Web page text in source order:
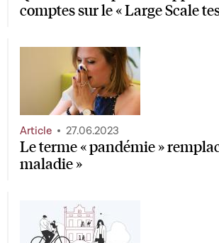
comptes sur le « Large Scale
Le terme « pandémie »
maladie »
Article 27.06.2023